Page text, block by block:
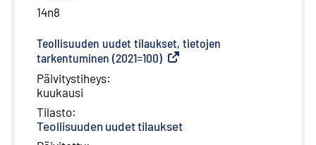
14n8
Teollisuuden uudet tilaukset, tietojen
tarkentuminen (2021=100) Ulkoinen linkki
Päivitystiheys:
kuukausi
Tilasto:
Teollisuuden uudet tilaukset